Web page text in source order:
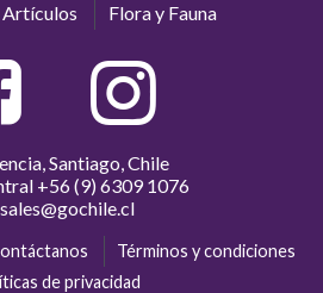
Artículos Flora y Fauna
Santiago, Chile
+56 (9) 6309 1076
sales@gochile.cl
Términos y condiciones
de privacidad